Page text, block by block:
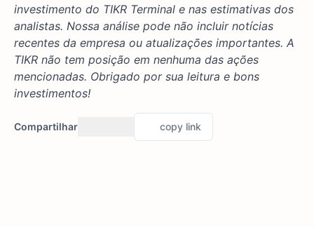
investimento do TIKR Terminal e nas estimativas dos
analistas. Nossa análise pode não incluir notícias
recentes da empresa ou atualizações importantes. A
TIKR não tem posição em nenhuma das ações
mencionadas. Obrigado por sua leitura e bons
investimentos!
Compartilhar copy link